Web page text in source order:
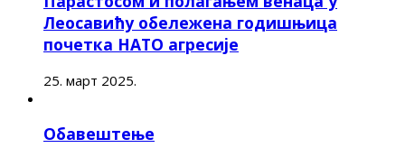
Леосавићу обележена годишњица
почетка НАТО агресије
25. март 2025.
Обавештење